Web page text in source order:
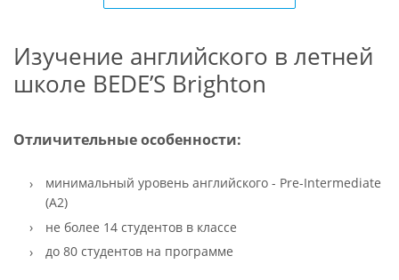
Изучение английского в летней
школе BEDE’S Brighton
Отличительные особенности:
минимальный уровень английского - Pre-Intermediate
(A2)
не более 14 студентов в классе
до 80 студентов на программе